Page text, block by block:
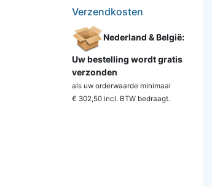
Verzendkosten
Nederland & België:
Uw bestelling wordt gratis
verzonden
als uw orderwaarde minimaal
€ 302,50 incl. BTW bedraagt.